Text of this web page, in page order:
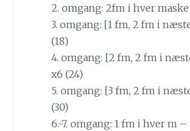
2. omgang: 2fm i hver
3. omgang: [1 fm, 2 fm i
(18)
4. omgang: [2 fm, 2 fm i
x6 (24)
5. omgang: [3 fm, 2 fm i
(30)
6.-7. omgang: 1 fm i hver m –